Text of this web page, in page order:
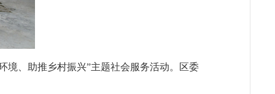
境、助推乡村振兴”主题社会服务活动。区委